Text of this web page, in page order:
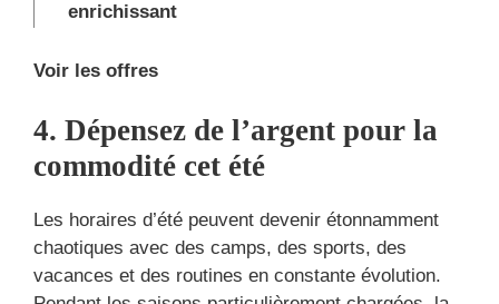
enrichissant
Voir les offres
4. Dépensez de l’argent pour la
commodité cet été
Les horaires d’été peuvent devenir étonnamment
chaotiques avec des camps, des sports, des
vacances et des routines en constante évolution.